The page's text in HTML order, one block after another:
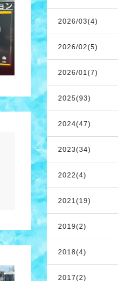
2026/03(4)
2026/02(5)
2026/01(7)
2025(93)
2024(47)
2023(34)
2022(4)
2021(19)
2019(2)
2018(4)
2017(2)